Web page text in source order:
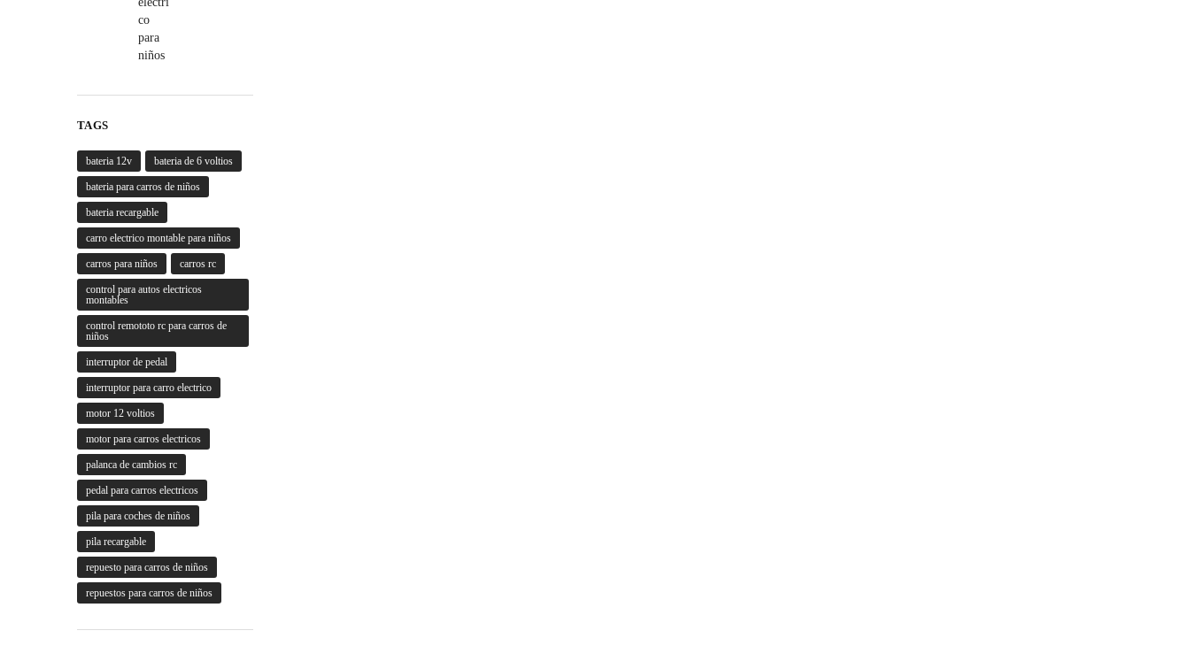
TAGS
bateria 12v bateria de 6 voltios
bateria para carros de niños
bateria recargable
carro electrico montable para niños
carros para niños carros rc
control para autos electricos
montables
control remototo rc para carros de
niños
interruptor de pedal
interruptor para carro electrico
motor 12 voltios
motor para carros electricos
palanca de cambios rc
pedal para carros electricos
pila para coches de niños
pila recargable
repuesto para carros de niños
repuestos para carros de niños